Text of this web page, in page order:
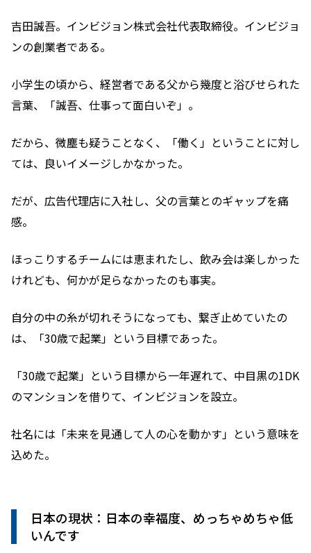
吉田誠吾。インビジョン株式会社代表取締役。インビジョ
ンの創業者である。
小学生の頃から、経営者である父から幾度と浴びせられた
言葉、「誠吾、仕事って面白いぞ」。
だから、微塵も疑うことなく、「働く」ということに対し
ては、良いイメージしかなかった。
だが、広告代理店に入社し、父の言葉とのギャップを痛
感。
ほっこりするチームには恵まれたし、飲み会は楽しかった
けれども、何かが足らなかったのも事実。
自分の中の糸が切れそうになっても、繋ぎ止めていたの
は、「30歳で起業」という目標であった。
「30歳で起業」という目標から一年遅れて、中目黒の1DK
のマンションを借りて、インビジョンを設立。
社名には「未来を見通して人の心を動かす」という意味を
込めた。
日本の現状：日本の幸福度、めっちゃめちゃ低
いんです